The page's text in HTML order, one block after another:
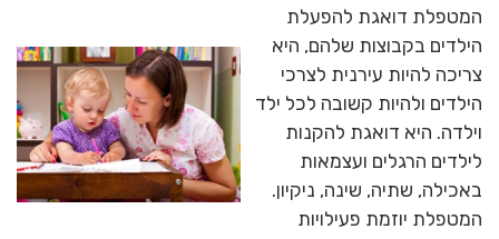
המטפלת דואגת להפעלת
הילדים בקבוצות שלהם, היא
צריכה להיות עירנית לצרכי
הילדים ולהיות קשובה לכל ילד
וילדה. היא דואגת להקנות
לילדים הרגלים ועצמאות
באכילה, שתיה, שינה, ניקיון.
המטפלת יוזמת פעילויות